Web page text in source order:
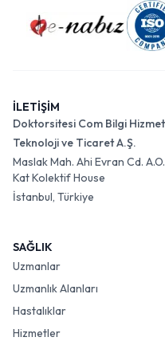
İLETİŞİM
Doktorsitesi Com Bilgi
Teknoloji ve Ticaret A.Ş.
Maslak Mah. Ahi Evran Cd.
Kat Kolektif House
İstanbul, Türkiye
SAĞLIK
Uzmanlar
Uzmanlık Alanları
Hastalıklar
Hizmetler